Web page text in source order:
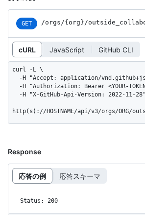
GET /orgs/{org}/outside_
cURL JavaScript GitHub CLI
curl -L \
http(s)://HOSTNAME/api/v3/orgs/ORG/
Response
応答の例 応答スキーマ
Status: 200